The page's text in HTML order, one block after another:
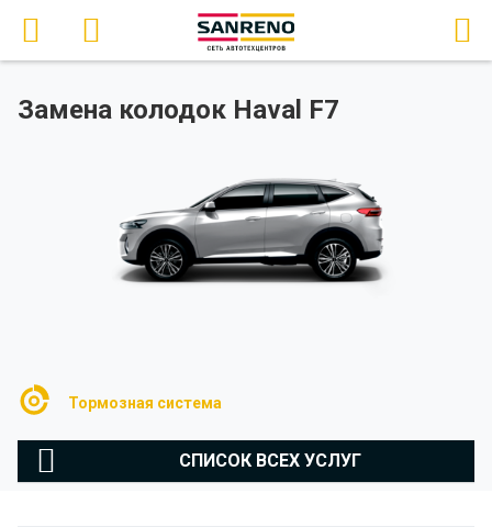
Замена колодок Haval F7
Тормозная система
СПИСОК ВСЕХ УСЛУГ